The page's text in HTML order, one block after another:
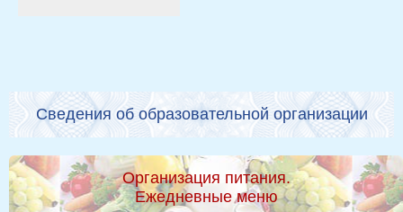
Сведения об образовательной организации
Организация питания.
Ежедневные меню